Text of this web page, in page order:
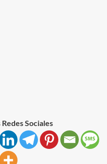
Sociales